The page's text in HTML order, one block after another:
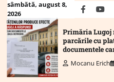
Skip
content
sâmbătă, august 8,
2026
facebook
Primăria
parcările cu
documentele
Mocanu Erich